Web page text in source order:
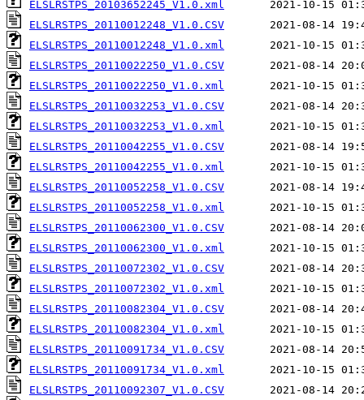
ELSLRSTPS_20103652245_V1.0.xml
ELSLRSTPS_20110012248_V1.0.CSV
ELSLRSTPS_20110012248_V1.0.xml
ELSLRSTPS_20110022250_V1.0.CSV
ELSLRSTPS_20110022250_V1.0.xml
ELSLRSTPS_20110032253_V1.0.CSV
ELSLRSTPS_20110032253_V1.0.xml
ELSLRSTPS_20110042255_V1.0.CSV
ELSLRSTPS_20110042255_V1.0.xml
ELSLRSTPS_20110052258_V1.0.CSV
ELSLRSTPS_20110052258_V1.0.xml
ELSLRSTPS_20110062300_V1.0.CSV
ELSLRSTPS_20110062300_V1.0.xml
ELSLRSTPS_20110072302_V1.0.CSV
ELSLRSTPS_20110072302_V1.0.xml
ELSLRSTPS_20110082304_V1.0.CSV
ELSLRSTPS_20110082304_V1.0.xml
ELSLRSTPS_20110091734_V1.0.CSV
ELSLRSTPS_20110091734_V1.0.xml
ELSLRSTPS_20110092307_V1.0.CSV